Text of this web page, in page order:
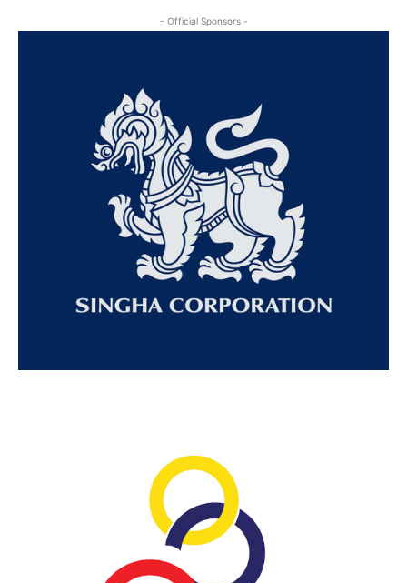
- Official Sponsors -